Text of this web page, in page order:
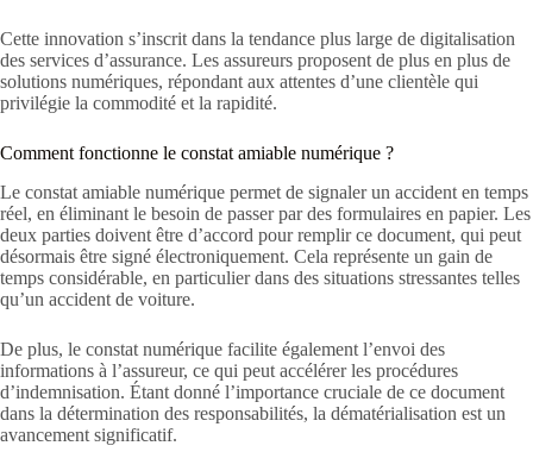
Cette innovation s’inscrit dans la tendance plus large de digitalisation
des services d’assurance. Les assureurs proposent de plus en plus de
solutions numériques, répondant aux attentes d’une clientèle qui
privilégie la commodité et la rapidité.
Comment fonctionne le constat amiable numérique ?
Le constat amiable numérique permet de signaler un accident en temps
réel, en éliminant le besoin de passer par des formulaires en papier. Les
deux parties doivent être d’accord pour remplir ce document, qui peut
désormais être signé électroniquement. Cela représente un gain de
temps considérable, en particulier dans des situations stressantes telles
qu’un accident de voiture.
De plus, le constat numérique facilite également l’envoi des
informations à l’assureur, ce qui peut accélérer les procédures
d’indemnisation. Étant donné l’importance cruciale de ce document
dans la détermination des responsabilités, la dématérialisation est un
avancement significatif.